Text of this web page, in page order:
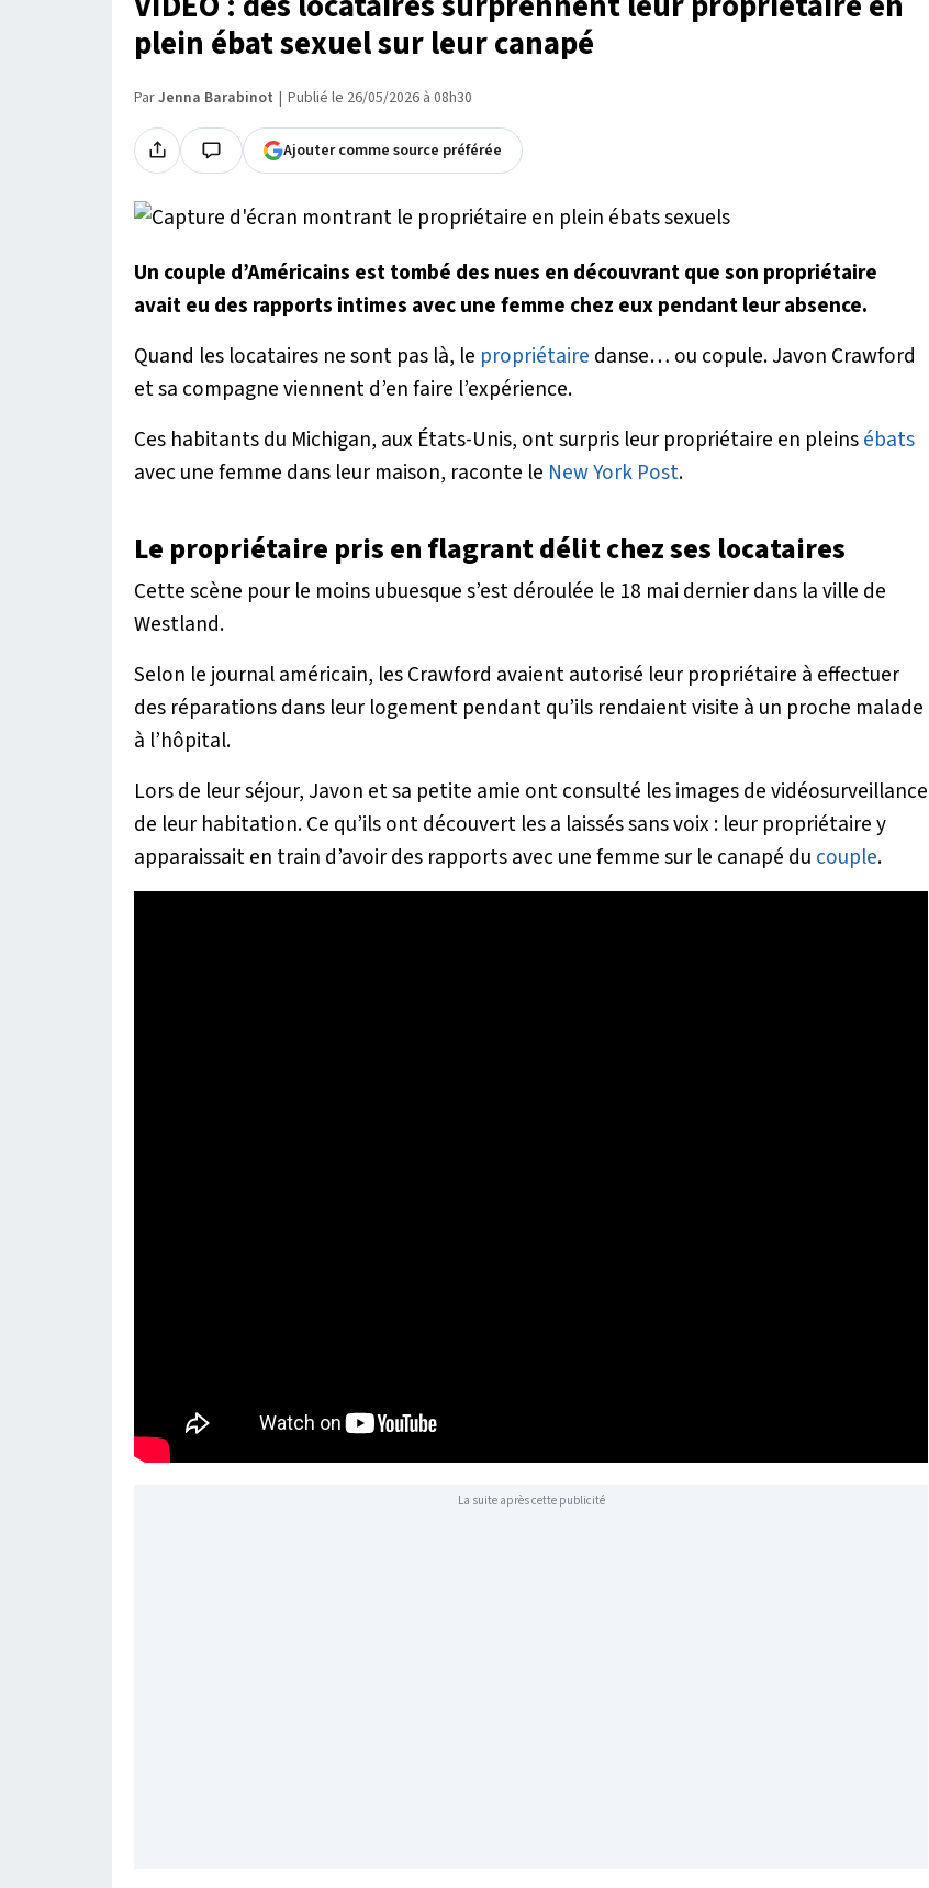
plein ébat sexuel sur leur canapé
ParJenna Barabinot Publié le 26/05/2026 à 08h30
Ajouter comme source préférée
Un couple d’Américains est tombé des nues en découvrant que son propriétaire
avait eu des rapports intimes avec une femme chez eux pendant leur absence.
Quand les locataires ne sont pas là, le propriétaire danse… ou copule. Javon Crawford
et sa compagne viennent d’en faire l’expérience.
Ces habitants du Michigan, aux États-Unis, ont surpris leur propriétaire en pleinsébats
avec une femme dans leur maison, raconte le New York Post.
Le propriétaire pris en flagrant délit chez ses locataires
Cette scène pour le moins ubuesque s’est déroulée le 18 mai dernier dans la ville de
Westland.
Selon le journal américain, les Crawford avaient autorisé leur propriétaire à effectuer
des réparations dans leur logement pendant qu’ils rendaient visite à un proche malade
à l’hôpital.
Lors de leur séjour, Javon et sa petite amie ont consulté les images de vidéosurveillance
de leur habitation. Ce qu’ils ont découvert les a laissés sans voix : leur propriétaire y
apparaissait en train d’avoir des rapports avec une femme sur le canapé du couple.
La suite après cette publicité